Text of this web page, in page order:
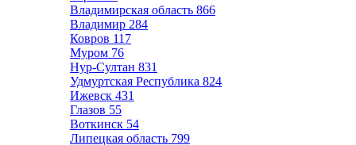
Владимирская область 866
Владимир 284
Ковров 117
Муром 76
Нур-Султан 831
Удмуртская Республика 824
Ижевск 431
Глазов 55
Воткинск 54
Липецкая область 799